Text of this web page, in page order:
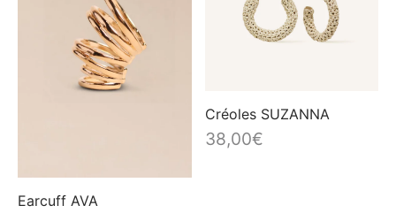
Earcuff AVA
Créoles SUZANNA
38,00€